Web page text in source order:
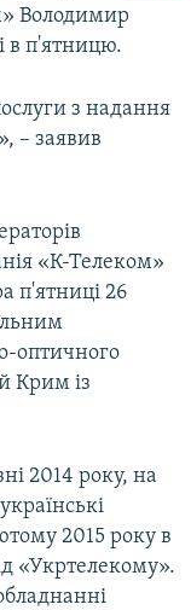
Володимир
в п'ятницю.
з надання
– заявив
«К-Телеком»
п'ятниці 26
оптичного
Крим із
2014 року, на
2015 року в
«Укртелекому».